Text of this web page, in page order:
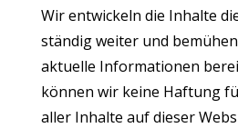
Wir entwickeln die Inhalte
ständig weiter und
aktuelle Informationen
können wir keine Haftung
aller Inhalte auf dieser